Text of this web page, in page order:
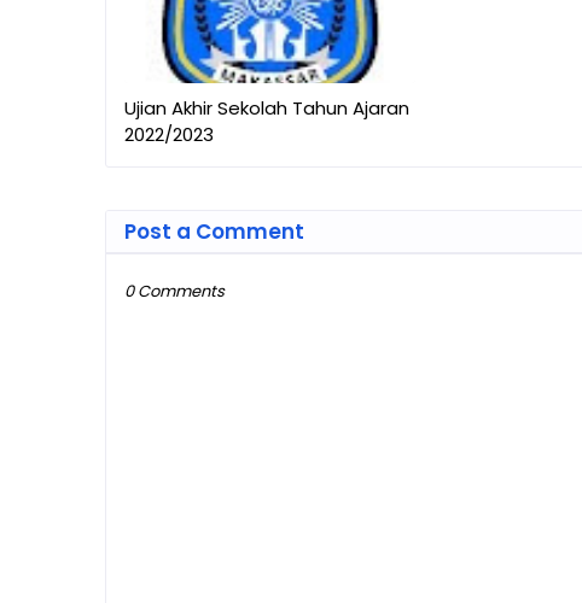
Ujian Akhir Sekolah Tahun Ajaran
2022/2023
Post a Comment
0 Comments